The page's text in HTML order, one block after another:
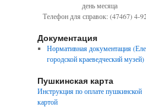
день месяца
Телефон для справок: (47467) 4-
Документация
Нормативная документация
городской краеведческий музей)
Пушкинская карта
Инструкция по оплате пушкинской
картой